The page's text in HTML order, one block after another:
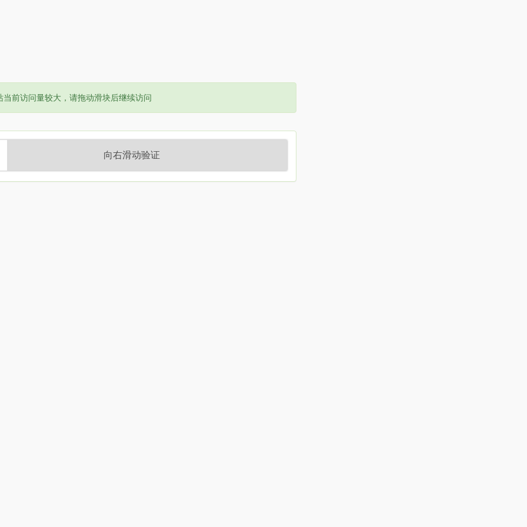
当前访问量较大，请拖动滑块后继续访问
向右滑动验证